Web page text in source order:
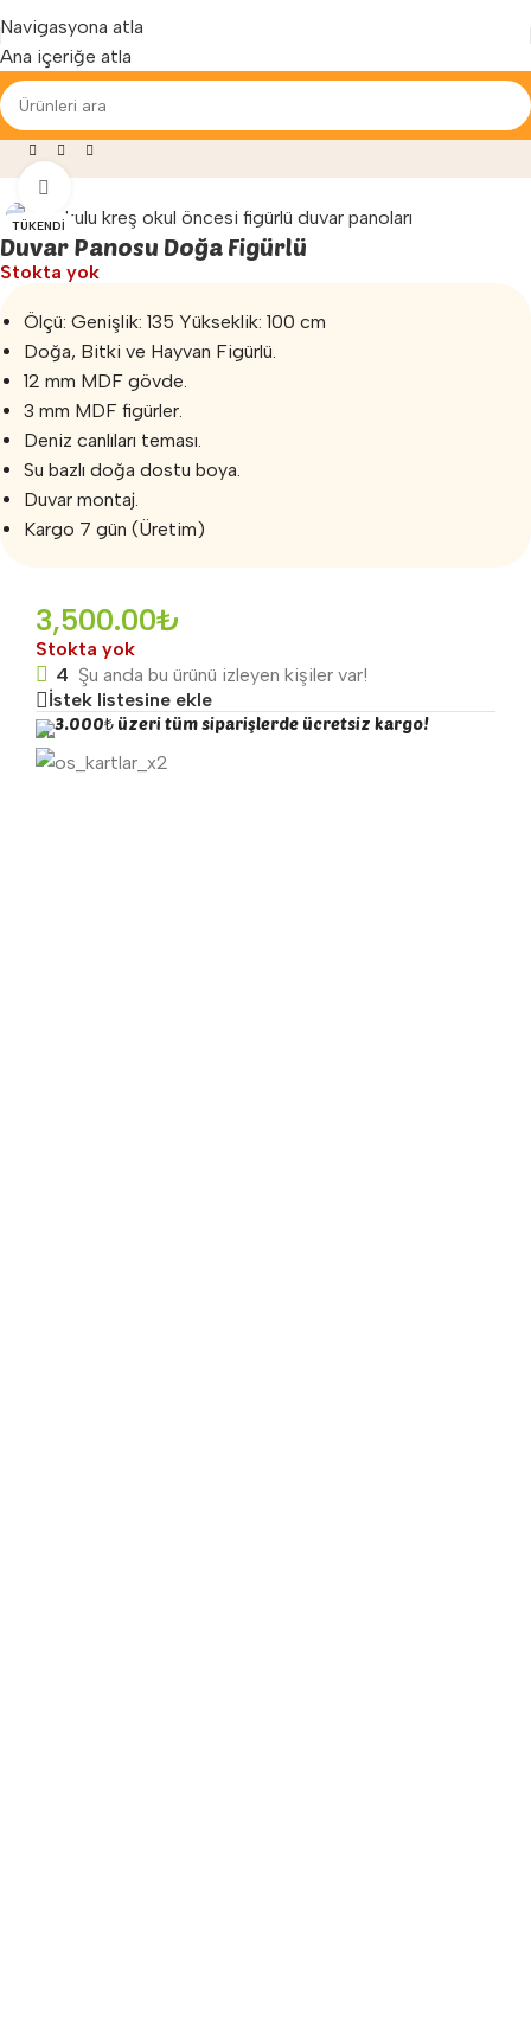
Navigasyona atla
Ana içeriğe atla
Yenilenen arayüzümüz ile hizmetinizdeyiz...
Malzemeleri
TÜKENDI
Duvar Panosu Doğa Figürlü
Stokta yok
Ölçü: Genişlik: 135 Yükseklik: 100 cm
Doğa, Bitki ve Hayvan Figürlü.
12 mm MDF gövde.
3 mm MDF figürler.
Deniz canlıları teması.
Su bazlı doğa dostu boya.
Duvar montaj.
Kargo 7 gün (Üretim)
3,500.00₺
Stokta yok
4 Şu anda bu ürünü izleyen kişiler var!
İstek listesine ekle
3.000₺ üzeri tüm siparişlerde ücretsiz kargo!